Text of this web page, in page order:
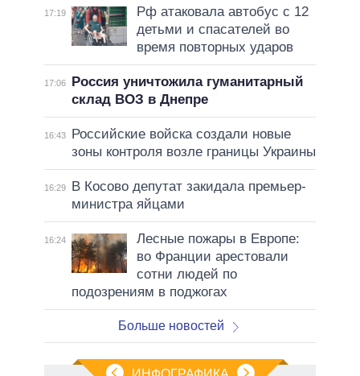
17:19
Рф атаковала автобус с 12
детьми и спасателей во
время повторных ударов
17:06
Россия уничтожила гуманитарный
склад ВОЗ в Днепре
16:43
Российские войска создали новые
зоны контроля возле границы Украины
16:29
В Косово депутат закидала премьер-
министра яйцами
16:24
Лесные пожары в Европе:
во Франции арестовали
сотни людей по
подозрениям в поджогах
Больше новостей